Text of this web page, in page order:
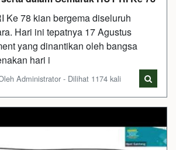
Ke 78 kian bergema diseluruh
Hari ini tepatnya 17 Agustus
yang dinantikan oleh bangsa
hari i
Administrator - Dilihat 1174 kali